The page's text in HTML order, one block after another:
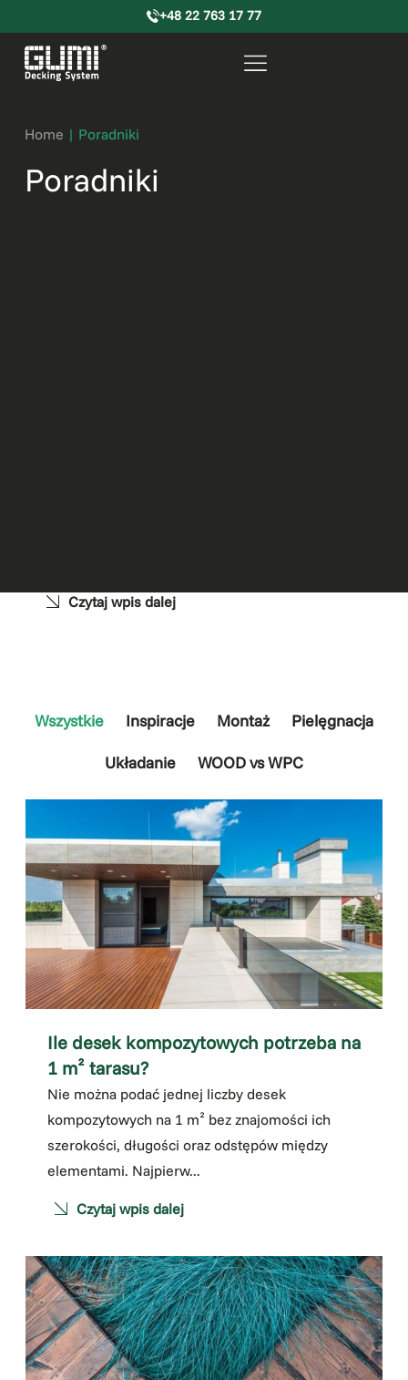
+48 22 763 17 77
Home | Poradniki
Poradniki
Czytaj wpis dalej
Wszystkie Inspiracje Montaż Pielęgnacja
Układanie WOOD vs WPC
Ile desek kompozytowych potrzeba na
1 m² tarasu?
Nie można podać jednej liczby desek
kompozytowych na 1 m² bez znajomości ich
szerokości, długości oraz odstępów między
elementami. Najpierw...
Czytaj wpis dalej